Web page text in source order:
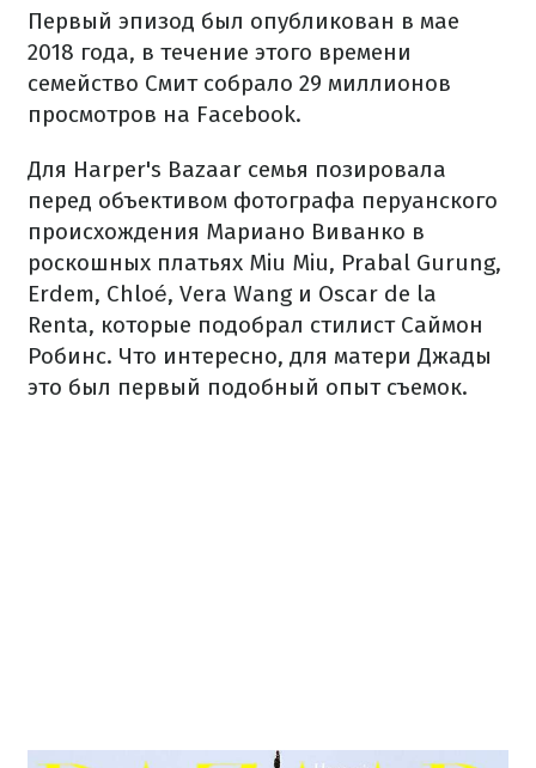
Первый эпизод был опубликован в мае
2018 года, в течение этого времени
семейство Смит собрало 29 миллионов
просмотров на Facebook.
Для Harper's Bazaar семья позировала
перед объективом фотографа перуанского
происхождения Мариано Виванко в
роскошных платьях Miu Miu, Prabal Gurung,
Erdem, Chloé, Vera Wang и Oscar de la
Renta, которые подобрал стилист Саймон
Робинс. Что интересно, для матери Джады
это был первый подобный опыт съемок.